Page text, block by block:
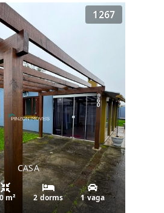
1267
CASA
m² 2 dorms 1 vaga